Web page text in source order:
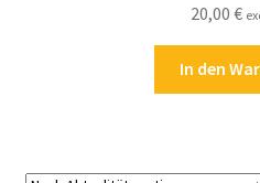
20,00 €
In den